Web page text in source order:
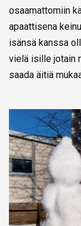
osaamattomiin
apaattisena
isänsä kanssa
vielä isille jotain
saada äitiä